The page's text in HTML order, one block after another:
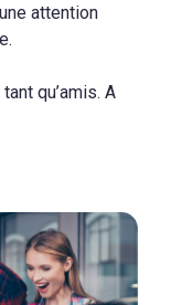
attention
qu’amis. A